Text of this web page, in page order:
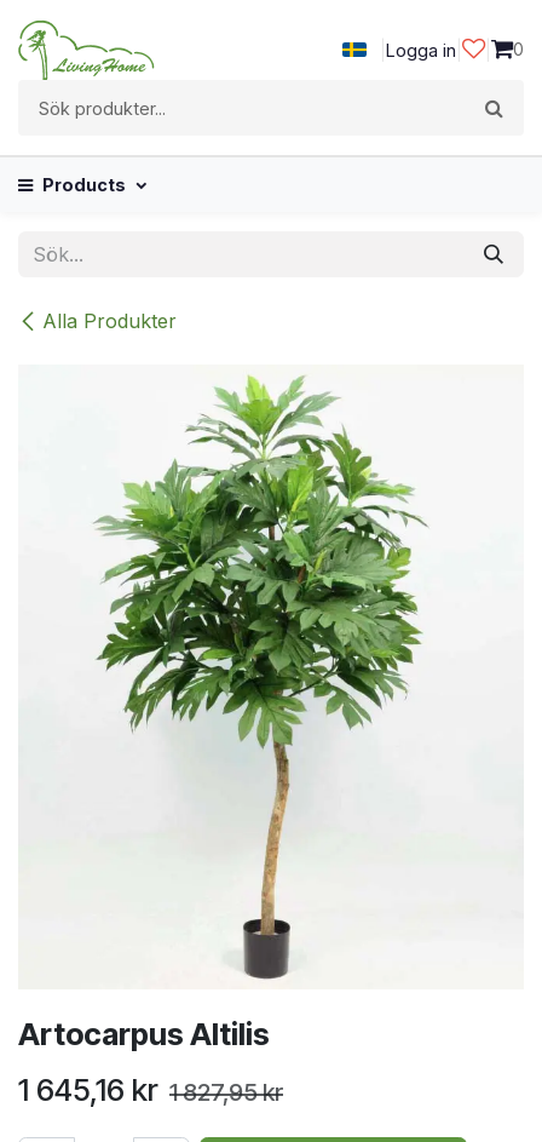
Logga in | 0
Products
Alla Produkter
Artocarpus Altilis
1 645,16 kr 1 827,95kr